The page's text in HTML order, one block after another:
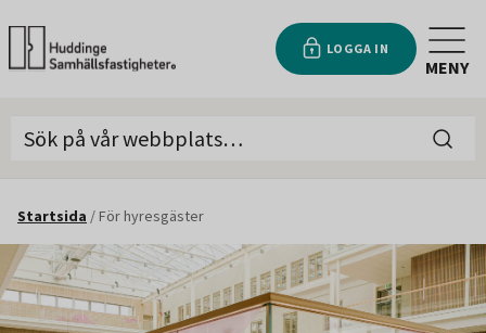
LOGGA IN
MENY
Startsida / För hyresgäster